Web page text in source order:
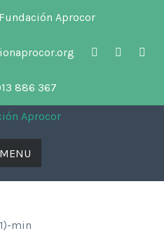
Aprocor
886 367
MENU